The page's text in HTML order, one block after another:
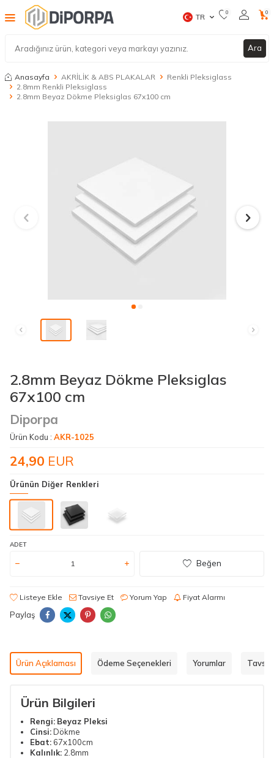
Ara
TR 0 0
Anasayfa AKRİLİK & ABS PLAKALAR
Renkli Pleksiglass
2.8mm Renkli Pleksiglass
2.8mm Beyaz Dökme Pleksiglas 67x100 cm
2.8mm Beyaz Dökme Pleksiglas
67x100 cm
Diporpa
Ürün Kodu : AKR-1025
24,90 EUR
Ürünün Diğer Renkleri
ADET
Beğen
Listeye Ekle Tavsiye Et Yorum Yap Fiyat Alarmı
Paylaş
Ürün Açıklaması Ödeme Seçenekleri Yorumlar
Ürün Bilgileri
Rengi: Beyaz Pleksi
Cinsi:Dökme
Ebat: 67x100cm
Kalınlık: 2.8mm